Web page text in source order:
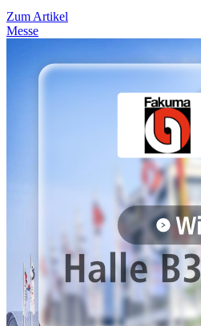
Zum Artikel
Messe